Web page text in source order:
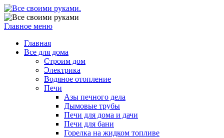
Главное меню
Главная
Все для дома
Строим дом
Электрика
Водяное отопление
Печи
Азы печного дела
Дымовые трубы
Печи для дома и дачи
Печи для бани
Горелка на жидком топливе